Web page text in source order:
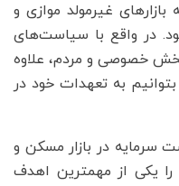
غیرمولد موازی و
در واقع با سیاست‌های
خصوصی و مردم، علاوه
به تعهدات خود در
سرمایه در بازار مسکن و
یکی از مهمترین اهدف